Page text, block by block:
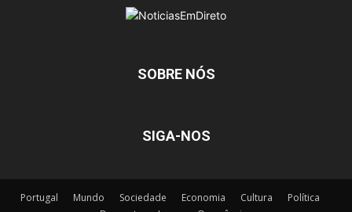
SOBRE NÓS
SIGA-NOS
Portugal Mundo Sociedade Economia Cultura
Política